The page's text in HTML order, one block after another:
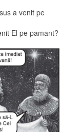
a venit pe
El pe pamant?